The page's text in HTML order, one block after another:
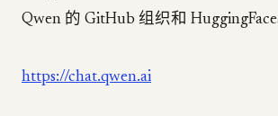
Qwen 的 GitHub 组织和 HuggingFace
https://chat.qwen.ai